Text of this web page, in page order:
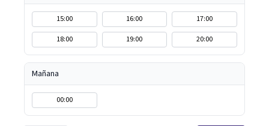
nuevas estrategias de afrontamiento y avanzar con
mayor claridad, resiliencia y bienestar. Creo
profundamente en la autoconciencia como un camino
fundamental para la transformación personal y para
construir una vida más auténtica y significativa.
15:00 16:00
17:00
18:00
19:00 20:00
Mañana
00:00